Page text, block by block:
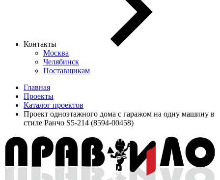
Контакты
Москва
Челябинск
Поставщикам
Главная
Проекты
Каталог проектов
Проект одноэтажного дома с гаражом на одну машину в
стиле Ранчо S5-214 (8594-00458)